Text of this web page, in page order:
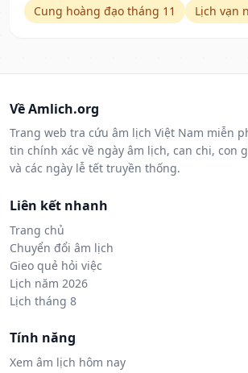
Cung hoàng đạo tháng 11
Lịch vạn
Về Amlich.org
Trang web tra cứu âm lịch Việt Nam miễn
tin chính xác về ngày âm lịch, can chi, con
và các ngày lễ tết truyền thống.
Liên kết nhanh
Trang chủ
Chuyển đổi âm lịch
Gieo quẻ hỏi việc
Lịch năm 2026
Lịch tháng 8
Tính năng
Xem âm lịch hôm nay